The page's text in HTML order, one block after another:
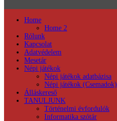
Home
Home 2
Rólunk
Kapcsolat
Adatvédelem
Mesetár
Népi játékok
Népi játékok adatbázisa
Népi játékok (Csemadok)
Álláskereső
TANULJUNK
Történelmi évfordulók
Informatika szótár